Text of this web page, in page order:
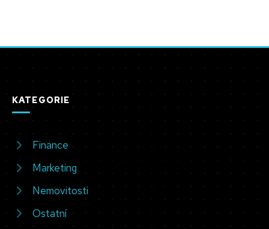
KATEGORIE
Finance
Marketing
Nemovitosti
Ostatní